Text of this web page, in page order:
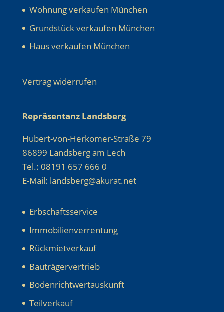
Wohnung verkaufen München
Grundstück verkaufen München
Haus verkaufen München
Vertrag widerrufen
Repräsentanz Landsberg
Hubert-von-Herkomer-Straße 79
86899 Landsberg am Lech
Tel.: 08191 657 666 0
E-Mail: landsberg@akurat.net
Erbschaftsservice
Immobilienverrentung
Rückmietverkauf
Bauträgervertrieb
Bodenrichtwertauskunft
Teilverkauf